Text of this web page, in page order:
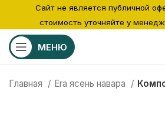
МЕНЮ
Главная Era ясень навара
Сайт не является публичной
стоимость уточняйте у